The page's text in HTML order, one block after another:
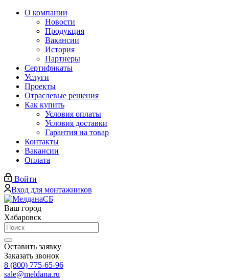
О компании
Новости
Продукция
Вакансии
История
Партнеры
Сертификаты
Услуги
Проекты
Отраслевые решения
Как купить
Условия оплаты
Условия доставки
Гарантия на товар
Контакты
Вакансии
Оплата
Войти
Вход для монтажников
Ваш город
Хабаровск
Оставить заявку
Заказать звонок
8 (800) 775-65-96
sale@meldana.ru